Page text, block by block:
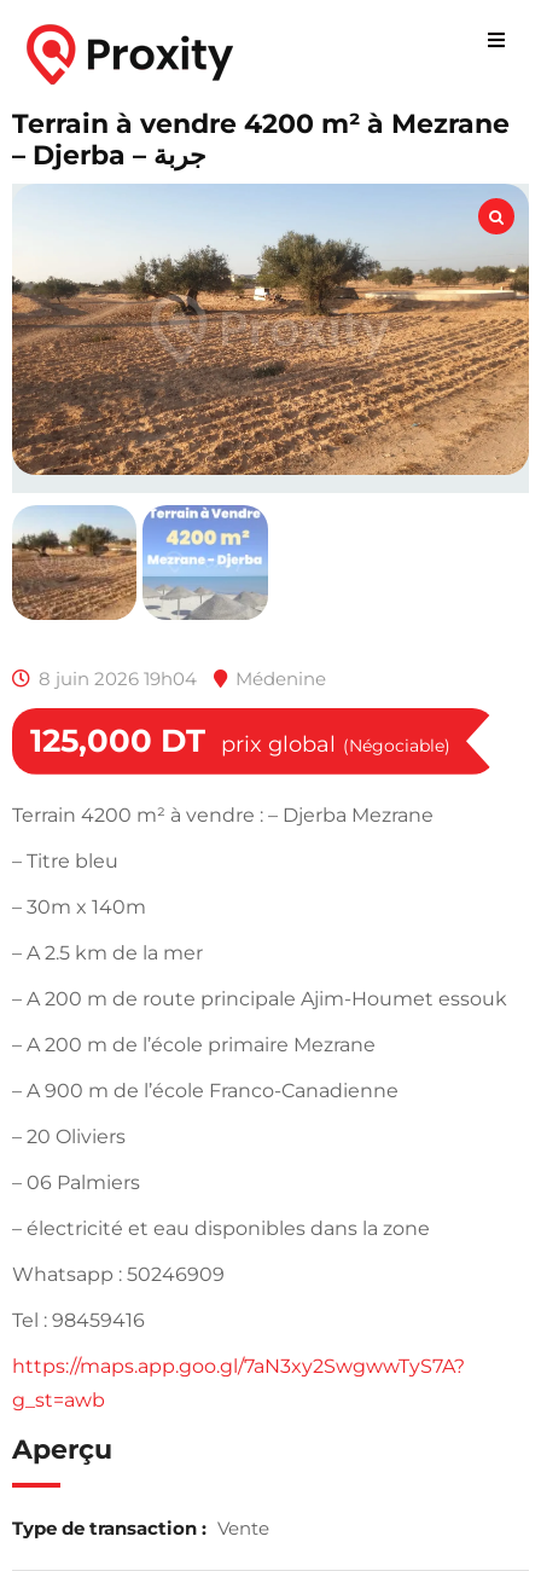
Terrain à vendre 4200 m² à Mezrane
– Djerba – جربة
8 juin 2026 19h04 Médenine
125,000 DT prix global (Négociable)
Terrain 4200 m² à vendre : – Djerba Mezrane
– Titre bleu
– 30m x 140m
– A 2.5 km de la mer
– A 200 m de route principale Ajim-Houmet essouk
– A 200 m de l’école primaire Mezrane
– A 900 m de l’école Franco-Canadienne
– 20 Oliviers
– 06 Palmiers
– électricité et eau disponibles dans la zone
Whatsapp : 50246909
Tel : 98459416
https://maps.app.goo.gl/7aN3xy2SwgwwTyS7A?
g_st=awb
Aperçu
Type de transaction : Vente